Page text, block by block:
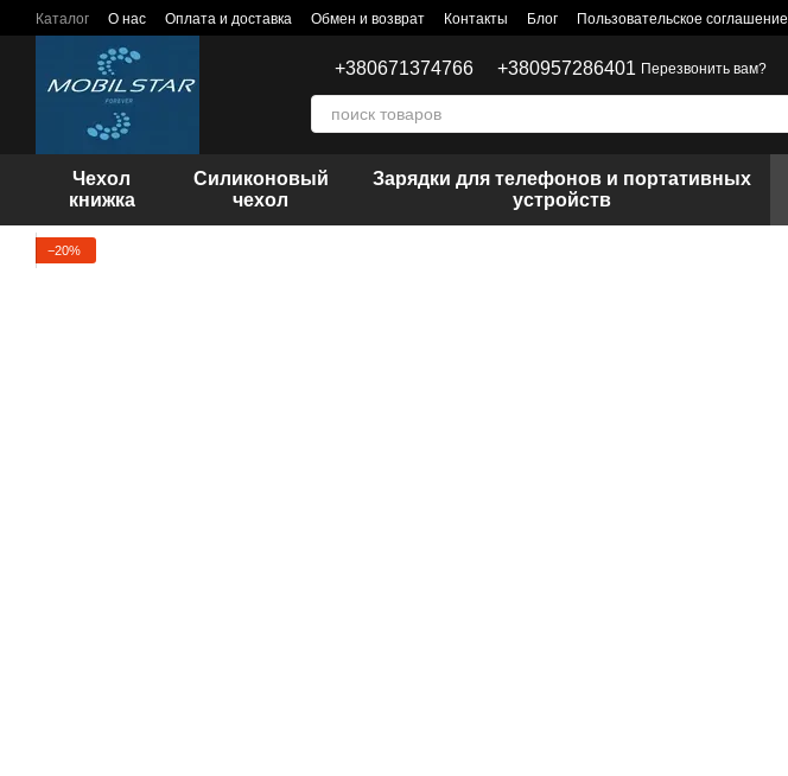
Перейти к основному контенту
Каталог О нас Оплата и доставка Обмен и возврат Контакты Блог Пользовательское соглашение
+380671374766 +380957286401 Перезвонить вам?
Чехол
книжка
Силиконовый
чехол
Зарядки для телефонов и портативных
устройств
−20%